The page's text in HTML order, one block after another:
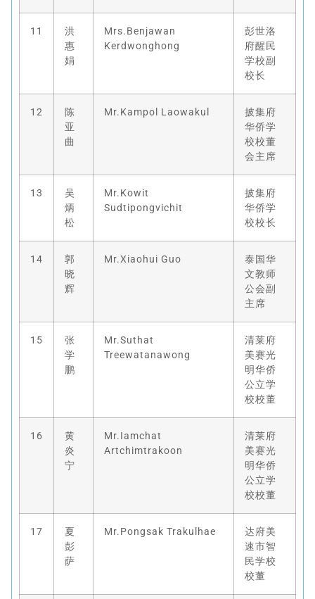
11
洪
惠
娟
Mrs.Benjawan
Kerdwonghong
彭世洛
府醒民
学校副
校长
12
陈
亚
曲
Mr.Kampol Laowakul
披集府
华侨学
校校董
会主席
13
吴
炳
松
Mr.Kowit
Sudtipongvichit
披集府
华侨学
校校长
14
郭
晓
辉
Mr.Xiaohui Guo
泰国华
文教师
公会副
主席
15
张
学
鹏
Mr.Suthat
Treewatanawong
清莱府
美赛光
明华侨
公立学
校校董
16
黄
炎
宁
Mr.Iamchat
Artchimtrakoon
清莱府
美赛光
明华侨
公立学
校校董
17
夏
彭
萨
Mr.Pongsak Trakulhae
达府美
速市智
民学校
校董